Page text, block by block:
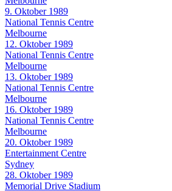
9. Oktober 1989
National Tennis Centre
Melbourne
12. Oktober 1989
National Tennis Centre
Melbourne
13. Oktober 1989
National Tennis Centre
Melbourne
16. Oktober 1989
National Tennis Centre
Melbourne
20. Oktober 1989
Entertainment Centre
Sydney
28. Oktober 1989
Memorial Drive Stadium